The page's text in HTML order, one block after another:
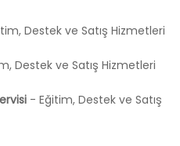
Destek ve Satış Hizmetleri
Destek ve Satış Hizmetleri
- Eğitim, Destek ve Satış